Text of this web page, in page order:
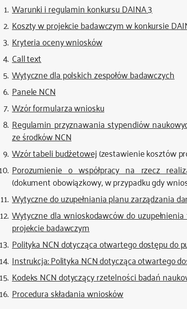
Warunki i regulamin konkursu DAINA 3
Koszty w projekcie badawczym w konkursie
Kryteria oceny wniosków
Call text
Wytyczne dla polskich zespołów badawczych
Panele NCN
Wzór formularza wniosku
Regulamin przyznawania stypendiów
ze środków NCN
Wzór tabeli budżetowej(zestawienie kosztów
Porozumienie o współpracy na rzecz
(dokument obowiązkowy, w przypadku gdy
Wytyczne do uzupełniania planu zarządzania
Wytyczne dla wnioskodawców do
projekcie badawczym
Polityka NCN dotycząca otwartego dostępu do
Instrukcja: Polityka NCN dotycząca otwartego
Kodeks NCN dotyczący rzetelności badań
Procedura składania wniosków